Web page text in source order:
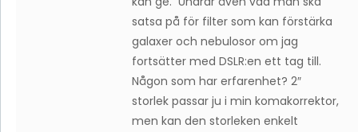
satsa på för filter som kan förstärka
galaxer och nebulosor om jag
fortsätter med DSLR:en ett tag till.
Någon som har erfarenhet? 2″
storlek passar ju i min komakorrektor,
men kan den storleken enkelt